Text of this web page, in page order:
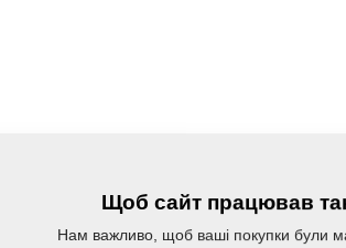
Щоб сайт працював
Нам важливо, щоб ваші покупки були